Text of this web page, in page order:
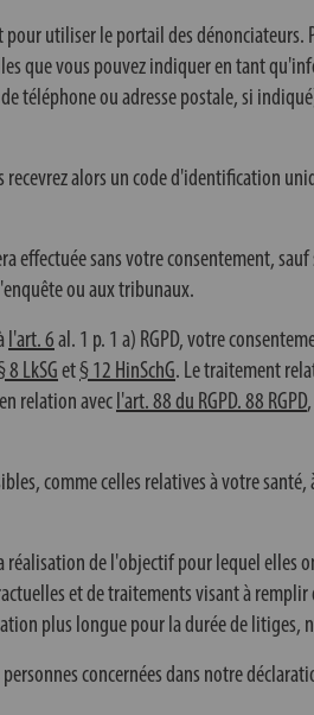
utiliser le portail des
que vous pouvez indiquer en tant
téléphone ou adresse postale, si
alors un code d'identification
effectuée sans votre consentement,
ou aux tribunaux.
l'art. 6 al. 1 p. 1 a) RGPD, votre
8 LkSGet§ 12 HinSchG. Le traitement
relation avecl'art. 88 du RGPD. 88 RGPD,
comme celles relatives à votre
de l'objectif pour lequel elles
et de traitements visant à
plus longue pour la durée de litiges,
concernées dans notre